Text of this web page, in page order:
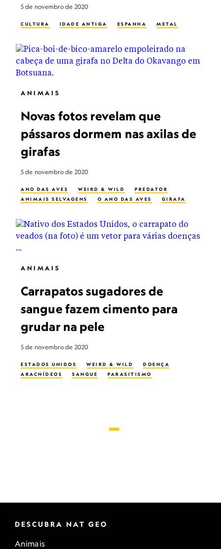
5 de novembro de 2020
CULTURA IDADE ANTIGA ESPANHA METAL
ANIMAIS
Novas fotos revelam que
pássaros dormem nas axilas de
girafas
5 de novembro de 2020
ANO DAS AVES WEIRD & WILD
PREDATOR
ANIMAIS SELVAGENS
O ANO DAS AVES GIRAFA
ANIMAIS
Carrapatos sugadores de
sangue fazem cimento para
grudar na pele
5 de novembro de 2020
ESTADOS UNIDOS WEIRD & WILD
DOENÇA
ARACNÍDEOS
SANGUE PARASITISMO
DESCUBRA NAT GEO
Animais